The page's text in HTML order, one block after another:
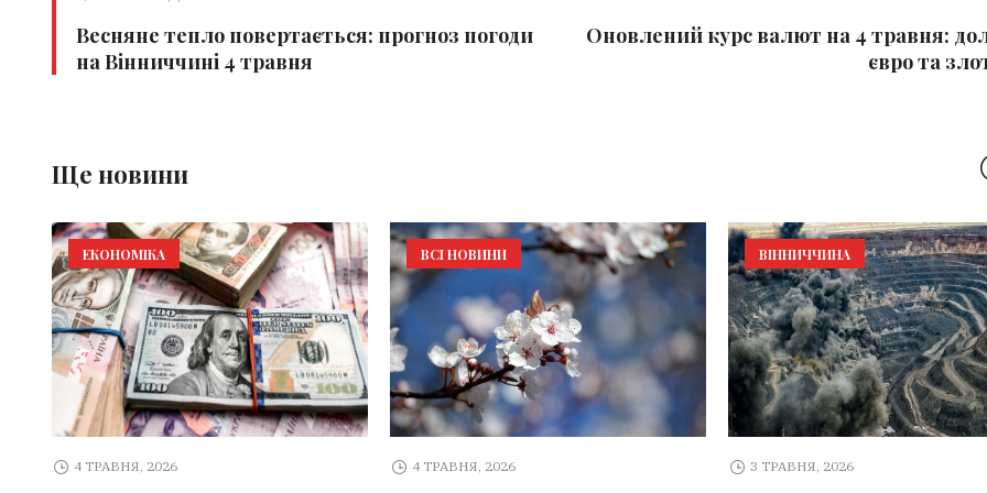
Весняне тепло повертається: прогноз погоди
на Вінниччині 4 травня
Оновлений курс валют на 4 травня:
євро та
Ще новини
ЕКОНОМІКА
4 ТРАВНЯ, 2026
ВСІ НОВИНИ
4 ТРАВНЯ, 2026
ВІННИЧЧИНА
3 ТРАВНЯ, 2026